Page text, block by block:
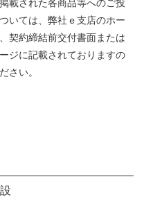
載された各商品等へのご投
いては、弊社ｅ支店のホー
契約締結前交付書面または
ジに記載されておりますの
さい。